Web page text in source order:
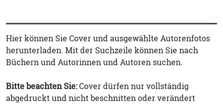
Hier können Sie Cover und ausgewählte Autorenfotos
herunterladen. Mit der Suchzeile können Sie nach
Büchern und Autorinnen und Autoren suchen.
Bitte beachten Sie:Cover dürfen nur vollständig
abgedruckt und nicht beschnitten oder verändert